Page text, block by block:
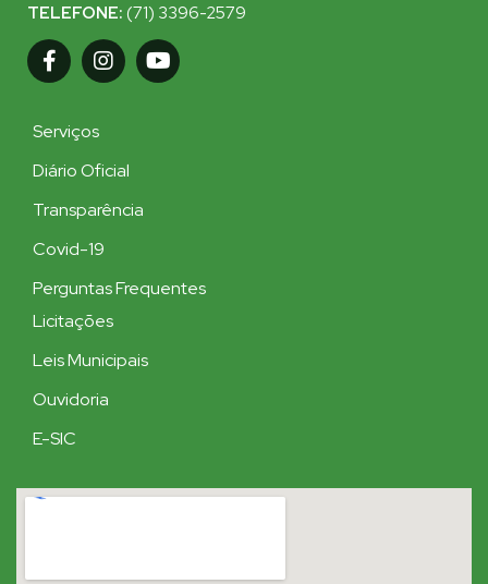
TELEFONE: (71) 3396-2579
Serviços
Diário Oficial
Transparência
Covid-19
Perguntas Frequentes
Licitações
Leis Municipais
Ouvidoria
E-SIC